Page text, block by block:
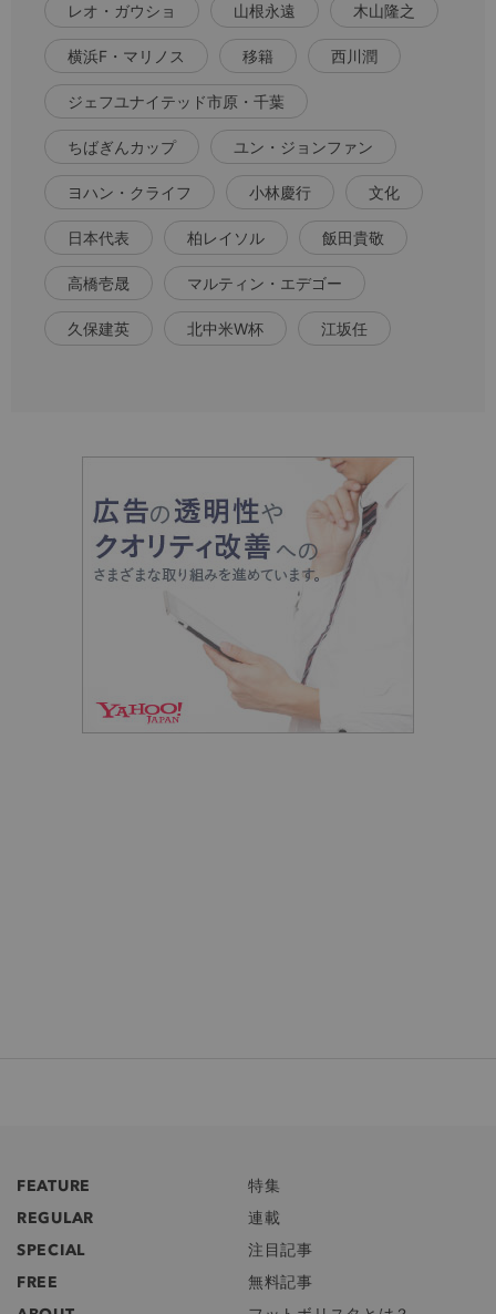
レオ・ガウショ 山根永遠 木山隆之
横浜F・マリノス 移籍 西川潤
ジェフユナイテッド市原・千葉
ちばぎんカップ ユン・ジョンファン
ヨハン・クライフ 小林慶行 文化
日本代表 柏レイソル 飯田貴敬
高橋壱晟 マルティン・エデゴー
久保建英 北中米W杯 江坂任
FEATURE
特集
REGULAR
連載
SPECIAL
注目記事
FREE
無料記事